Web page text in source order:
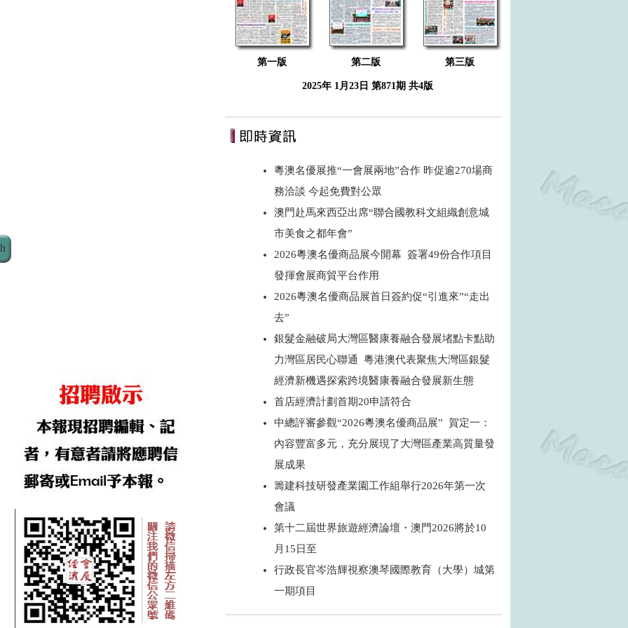
第一版 第二版 第三版
2025年 1月23日 第871期 共4版
粵澳名優展推“一會展兩地”合作 昨促逾270場商
務洽談 今起免費對公眾
澳門赴馬來西亞出席“聯合國教科文組織創意城
市美食之都年會”
2026粵澳名優商品展今開幕 簽署49份合作項目
發揮會展商貿平台作用
2026粵澳名優商品展首日簽約促“引進來”“走出
去”
銀髮金融破局大灣區醫康養融合發展堵點卡點助
力灣區居民心聯通 粵港澳代表聚焦大灣區銀髮
經濟新機遇探索跨境醫康養融合發展新生態
首店經濟計劃首期20申請符合
中總評審參觀“2026粵澳名優商品展” 賀定一：
內容豐富多元，充分展現了大灣區產業高質量發
展成果
籌建科技研發產業園工作組舉行2026年第一次
會議
第十二屆世界旅遊經濟論壇・澳門2026將於10
月15日至
行政長官岑浩輝視察澳琴國際教育（大學）城第
一期項目